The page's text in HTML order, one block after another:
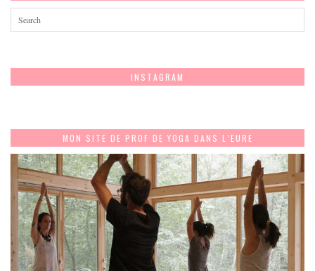
INSTAGRAM
MON SITE DE PROF DE YOGA DANS L’EURE